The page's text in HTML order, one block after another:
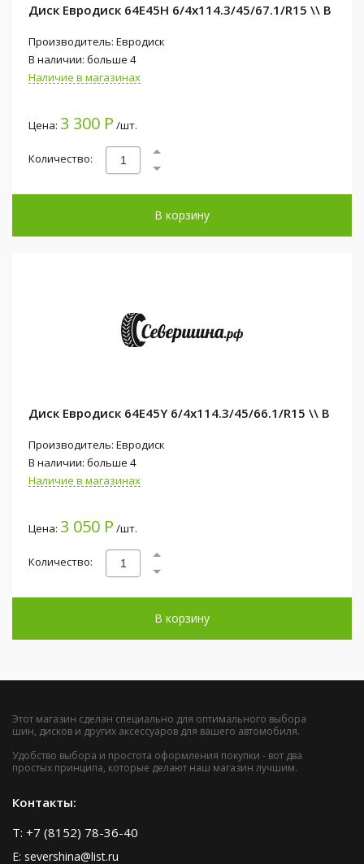
Диск Евродиск 64E45H 6/4x114.3/45/67.1/R15 \\ B
Производитель: Евродиск
В наличии: больше 4
Наличие в магазинах
Цена: 3 300 Р /шт.
Количество:
В корзину
Диск Евродиск 64E45Y 6/4x114.3/45/66.1/R15 \\ B
Производитель: Евродиск
В наличии: больше 4
Наличие в магазинах
Цена: 3 050 Р /шт.
Количество:
В корзину
Этот магазин сделан специально для оптимального выбора
шин, дисков и других аксессуаров для вашего автомобиля.
Удобство выбора и простота оформления покупки - вот два
простых принципа, которые делают наш магазин лучшим.
Контакты:
T: +7 (8152) 78-36-40
E: severshina@list.ru